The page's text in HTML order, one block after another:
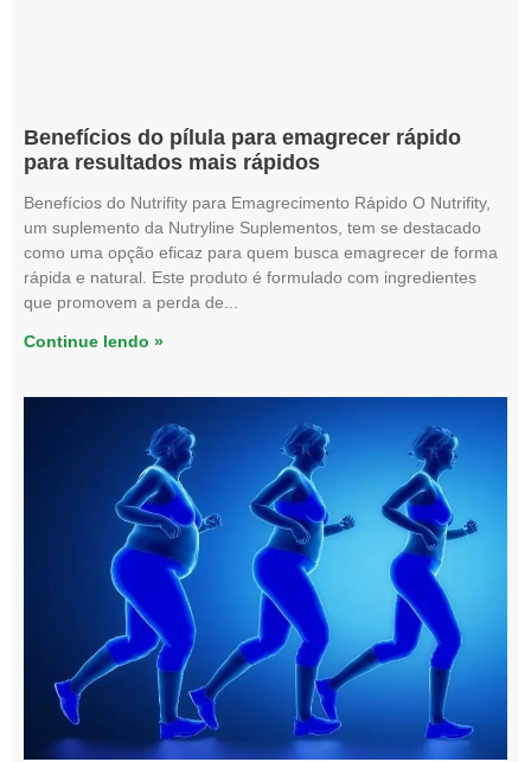
Benefícios do pílula para emagrecer rápido
para resultados mais rápidos
Benefícios do Nutrifity para Emagrecimento Rápido O Nutrifity,
um suplemento da Nutryline Suplementos, tem se destacado
como uma opção eficaz para quem busca emagrecer de forma
rápida e natural. Este produto é formulado com ingredientes
que promovem a perda de
Continue lendo »